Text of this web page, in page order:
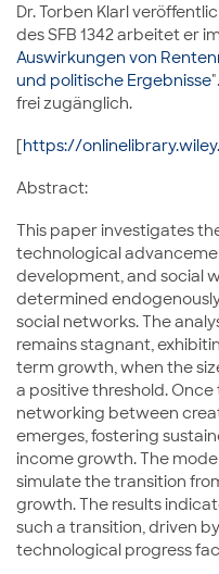
Dr. Torben Klarl
des SFB 1342 arbeitet er
Auswirkungen von
und politische Ergebnisse
frei zugänglich.
[https://
Abstract:
This paper investigates
technological
development, and social
determined
social networks. The
remains stagnant,
term growth, when the
a positive threshold.
networking between
emerges, fostering
income growth. The
simulate the transition
growth. The results
such a transition, driven
technological progress